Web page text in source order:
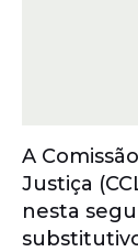
A
Justiça
nesta